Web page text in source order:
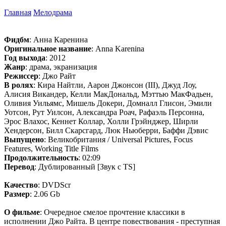
Главная Мелодрама
Фидбм: Анна Каренина
Оригинальное название: Anna Karenina
Год выхода: 2012
Жанр: драма, экранизация
Режиссер: Джо Райт
В ролях: Кира Найтли, Аарон Джонсон (III), Джуд Лоу,
Алисия Викандер, Келли МакДональд, Мэттью МакФадьен,
Оливия Уильямс, Мишель Докери, Домналл Глисон, Эмили
Уотсон, Рут Уилсон, Александра Роач, Рафаэль Персонна,
Эрос Влахос, Кеннет Коллар, Холли Грэйнджер, Ширли
Хендерсон, Билл Скарсгард, Люк Ньюберри, Баффи Дэвис
Выпущено: Великобритания / Universal Pictures, Focus
Features, Working Title Films
Продолжительность: 02:09
Перевод: Дублированный [Звук с TS]
Качество: DVDScr
Размер: 2.06 Gb
О фильме: Очередное смелое прочтение классики в
исполнении Джо Райта. В центре повествования - преступная